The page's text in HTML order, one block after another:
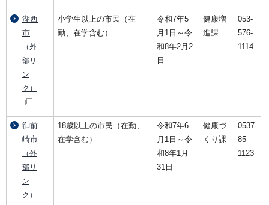
湖西
市
（外
部リ
ン
ク）
小学生以上の市民（在
勤、在学含む）
令和7年5
月1日～令
和8年2月2
日
健康増
進課
053-
576-
1114
御前
崎市
（外
部リ
ン
ク）
18歳以上の市民（在勤、
在学含む）
令和7年6
月1日～令
和8年1月
31日
健康づ
くり課
0537-
85-
1123